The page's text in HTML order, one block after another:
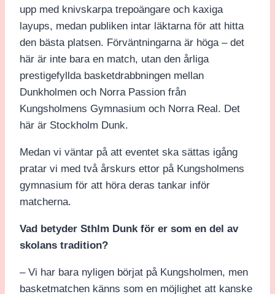
upp med knivskarpa trepoängare och kaxiga
layups, medan publiken intar läktarna för att hitta
den bästa platsen. Förväntningarna är höga – det
här är inte bara en match, utan den årliga
prestigefyllda basketdrabbningen mellan
Dunkholmen och Norra Passion från
Kungsholmens Gymnasium och Norra Real. Det
här är Stockholm Dunk.
Medan vi väntar på att eventet ska sättas igång
pratar vi med två årskurs ettor på Kungsholmens
gymnasium för att höra deras tankar inför
matcherna.
Vad betyder Sthlm Dunk för er som en del av
skolans tradition?
– Vi har bara nyligen börjat på Kungsholmen, men
basketmatchen känns som en möjlighet att kanske